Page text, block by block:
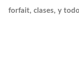
forfait, clases, y